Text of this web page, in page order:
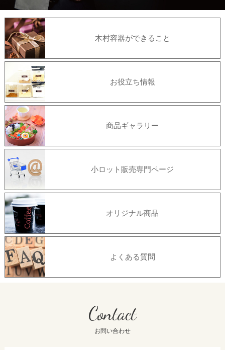
木村容器ができること
お役立ち情報
商品ギャラリー
小ロット販売専門ページ
オリジナル商品
よくある質問
Contact
お問い合わせ